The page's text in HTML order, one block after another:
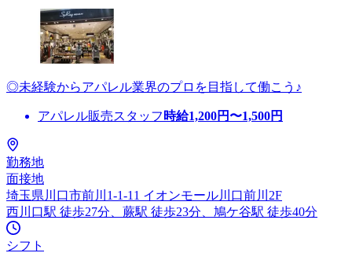
◎未経験からアパレル業界のプロを目指して働こう♪
アパレル販売スタッフ 時給1,200円〜1,500円
勤務地
面接地
埼玉県川口市前川1-1-11 イオンモール川口前川2F
西川口駅 徒歩27分、蕨駅 徒歩23分、鳩ケ谷駅 徒歩40分
シフト